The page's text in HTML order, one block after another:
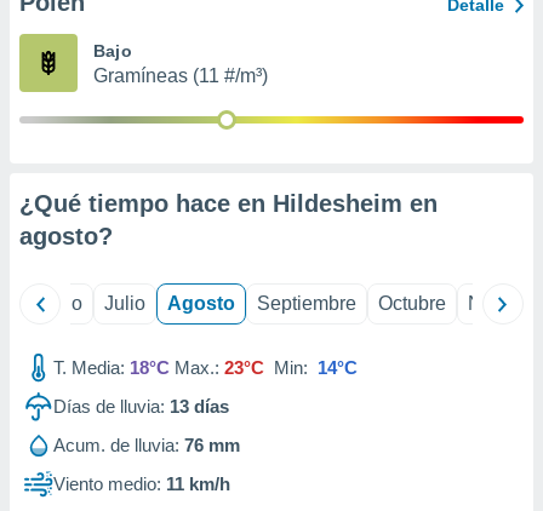
publicidad
1199
Detalle
Bajo
Gramíneas (11 #/m³)
¿Qué tiempo hace en Hildesheim en
agosto?
Junio Julio Agosto Septiembre Octubre
T. Media: 18°C Max.: 23°C Min: 14°C
Días de lluvia: 13 días
Acum. de lluvia: 76 mm
Viento medio: 11 km/h